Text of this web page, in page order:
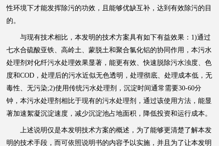
性环境下才能发挥除污的功效，且能够优缺互补，达到有效除污的目
的。
与现有技术相比，本发明的技术方案具有如下有益效果：1)通过
七水合硫酸亚铁、高岭土、蒙脱土和聚合氯化铝的协同作用，本污水
处理剂对化纤污水处理效果显著，能更有效、快速脱除污水浊度、色
度和COD，处理后的污水近似无色透明，处理彻底、处理成本低，无
毒性、无污染;2)使用传统污水处理剂，沉淀时间通常需要30-60分
钟，本污水处理剂相比于现有的污水处理剂，通过该使用方法，能显
著加速絮凝沉淀速度，减少沉淀池占地面积，降低投资和运行成本。
上述说明仅是本发明技术方案的概述，为了能够更清楚了解本发
明的技术手段，而可依照说明书的内容予以实施，并且为了让本发明